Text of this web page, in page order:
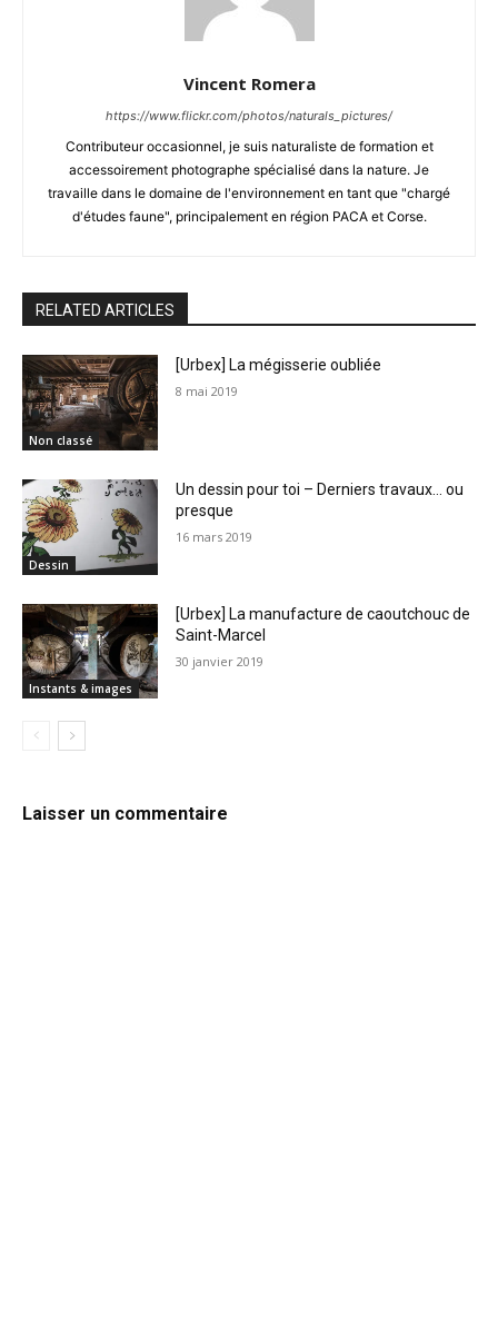
Vincent Romera
https://www.flickr.com/photos/naturals_pictures/
Contributeur occasionnel, je suis naturaliste de formation et
accessoirement photographe spécialisé dans la nature. Je
travaille dans le domaine de l'environnement en tant que "chargé
d'études faune", principalement en région PACA et Corse.
RELATED ARTICLES
Non classé
[Urbex] La mégisserie oubliée
8 mai 2019
Dessin
Un dessin pour toi – Derniers travaux… ou
presque
16 mars 2019
Instants & images
[Urbex] La manufacture de caoutchouc de
Saint-Marcel
30 janvier 2019
Laisser un commentaire